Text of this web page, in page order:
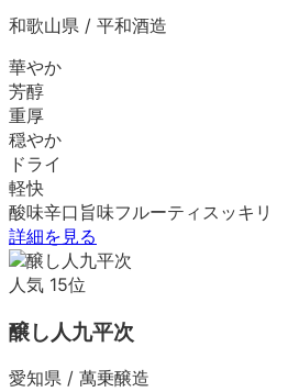
和歌山県 / 平和酒造
華やか
芳醇
重厚
穏やか
ドライ
軽快
酸味辛口 旨味フルーティ スッキリ
詳細を見る
人気 15位
醸し人九平次
愛知県 / 萬乗醸造